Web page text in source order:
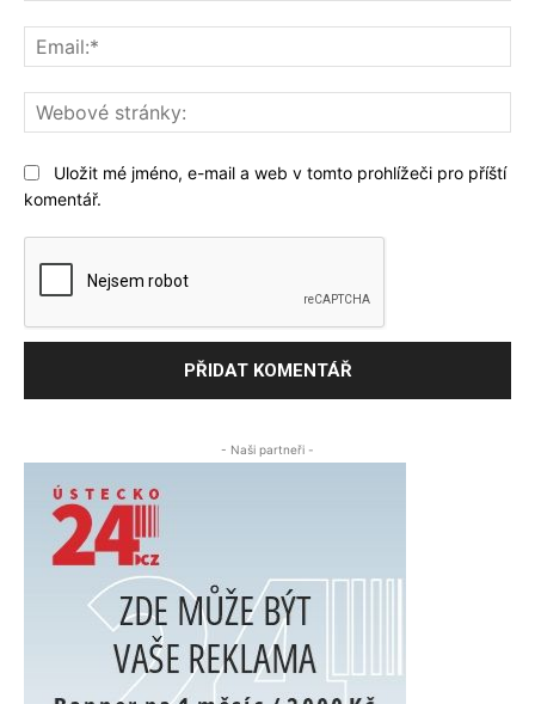
Uložit mé jméno, e-mail a web v tomto prohlížeči pro příští
komentář.
- Naši partneři -